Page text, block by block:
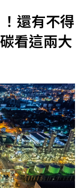
還有不得
看這兩大